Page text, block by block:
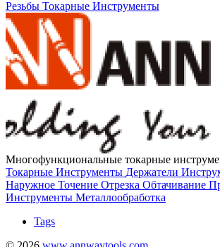
Резьбы Токарные Инструменты
Многофункциональные токарные
Токарные Инструменты Держатели
Наружное Точение Отрезка Обтачивание
Инструменты Металлообработка
Tags